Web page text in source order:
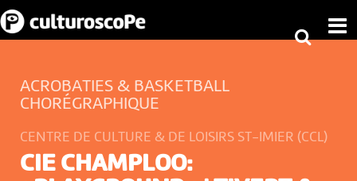
ACROBATIES & BASKETBALL
CHORÉGRAPHIQUE
CENTRE DE CULTURE & DE LOISIRS ST-IMIER (CCL)
CIE CHAMPLOO: